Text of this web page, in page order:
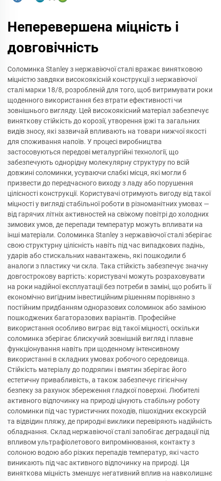
Неперевершена міцність і
довговічність
Соломинка Stanley з нержавіючої сталі вражає винятковою
міцністю завдяки високоякісній конструкції з нержавіючої
сталі марки 18/8, розробленій для того, щоб витримувати роки
щоденного використання без втрати ефективності чи
зовнішнього вигляду. Цей високоякісний матеріал забезпечує
виняткову стійкість до корозії, утворення іржі та загальних
видів зносу, які зазвичай впливають на товари нижчої якості
для споживання напоїв. У процесі виробництва
застосовуються передові металургійні технології, що
забезпечують однорідну молекулярну структуру по всій
довжині соломинки, усуваючи слабкі місця, які могли б
призвести до передчасного виходу з ладу або порушення
цілісності конструкції. Користувачі отримують вигоду від такої
міцності у вигляді стабільної роботи в різноманітних умовах —
від гарячих літніх активностей на свіжому повітрі до холодних
зимових умов, де перепади температур можуть впливати на
інші матеріали. Соломинка Stanley з нержавіючої сталі зберігає
свою структурну цілісність навіть під час випадкових падінь,
ударів або стискальних навантажень, які пошкодили б
аналоги з пластику чи скла. Така стійкість забезпечує значну
довгострокову вартість: користувачі можуть розраховувати
на роки надійної експлуатації без потреби в заміні, що робить її
економічно вигідним інвестиційним рішенням порівняно з
постійним придбанням одноразових соломинок або заміною
пошкоджених багаторазових варіантів. Професійне
використання особливо виграє від такої міцності, оскільки
соломинка зберігає блискучий зовнішній вигляд і плавне
функціонування навіть при щоденному інтенсивному
використанні в складних умовах робочого середовища.
Стійкість матеріалу до подряпин і вмятин зберігає його
естетичну привабливість, а також забезпечує гігієнічну
безпеку за рахунок збереження гладкої поверхні. Любителі
активного відпочинку на природі цінують стабільну роботу
соломинки під час туристичних походів, пішохідних екскурсій
та відвідин пляжу, де природні виклики перевіряють надійність
обладнання. Склад нержавіючої сталі запобігає деградації під
впливом ультрафіолетового випромінювання, контакту з
солоною водою або різких перепадів температур, які часто
виникають під час активного відпочинку на природі. Ця
виняткова міцність зменшує негативний вплив на навколишнє